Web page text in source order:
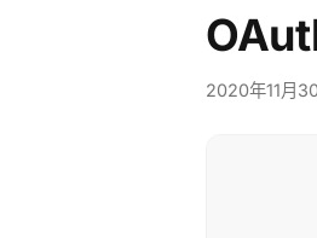
2020年11月